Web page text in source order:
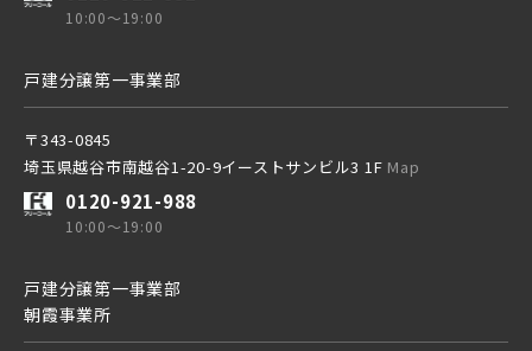
10:00～19:00
戸建分譲第一事業部
〒343-0845
埼玉県越谷市南越谷1-20-9イーストサンビル3 1F Map
0120-921-988
10:00～19:00
戸建分譲第一事業部
朝霞事業所